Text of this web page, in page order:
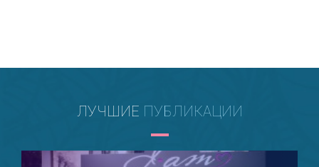
ЛУЧШИЕ ПУБЛИКАЦИИ